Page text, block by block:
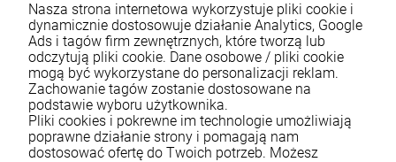
Pomoc
Nasza strona internetowa wykorzystuje pliki cookie i
dynamicznie dostosowuje działanie Analytics, Google
Ads i tagów firm zewnętrznych, które tworzą lub
odczytują pliki cookie. Dane osobowe / pliki cookie
mogą być wykorzystane do personalizacji reklam.
Zachowanie tagów zostanie dostosowane na
podstawie wyboru użytkownika.
Pliki cookies i pokrewne im technologie umożliwiają
poprawne działanie strony i pomagają nam
dostosować ofertę do Twoich potrzeb. Możesz